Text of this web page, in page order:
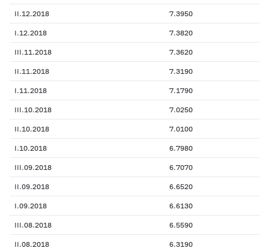
II.12.2018 7.3950
I.12.2018 7.3820
III.11.2018 7.3620
II.11.2018 7.3190
I.11.2018 7.1790
III.10.2018 7.0250
II.10.2018 7.0100
I.10.2018 6.7980
III.09.2018 6.7070
II.09.2018 6.6520
I.09.2018 6.6130
III.08.2018 6.5590
II.08.2018 6.3190